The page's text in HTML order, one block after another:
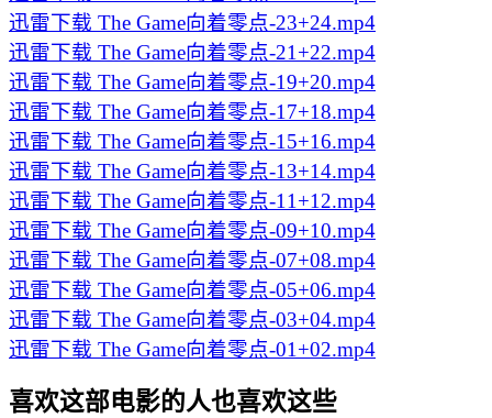
迅雷下载 The Game向着零点-23+24.mp4
迅雷下载 The Game向着零点-21+22.mp4
迅雷下载 The Game向着零点-19+20.mp4
迅雷下载 The Game向着零点-17+18.mp4
迅雷下载 The Game向着零点-15+16.mp4
迅雷下载 The Game向着零点-13+14.mp4
迅雷下载 The Game向着零点-11+12.mp4
迅雷下载 The Game向着零点-09+10.mp4
迅雷下载 The Game向着零点-07+08.mp4
迅雷下载 The Game向着零点-05+06.mp4
迅雷下载 The Game向着零点-03+04.mp4
迅雷下载 The Game向着零点-01+02.mp4
喜欢这部电影的人也喜欢这些